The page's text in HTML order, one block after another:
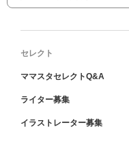
セレクト
ママスタセレクトQ&A
ライター募集
イラストレーター募集